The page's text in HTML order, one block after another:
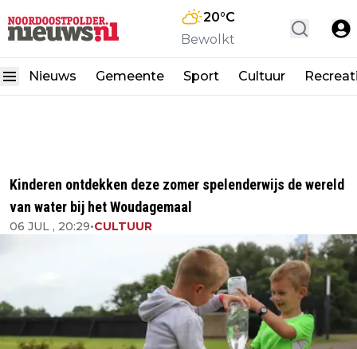
20°C
Bewolkt
Nieuws Gemeente Sport Cultuur
Kinderen ontdekken deze zomer spelenderwijs de wereld
van water bij het Woudagemaal
06 JUL , 20:29•CULTUUR